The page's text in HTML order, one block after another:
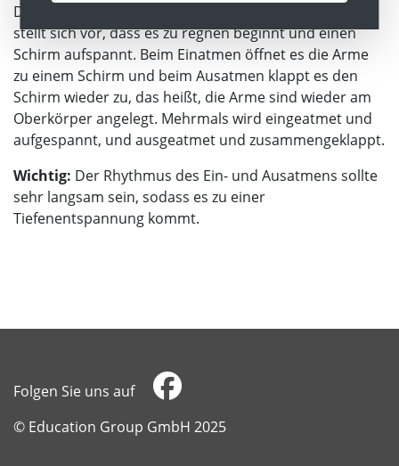
Das Kind stellt sich bequem hin und atmet ruhig. Es
stellt sich vor, dass es zu regnen beginnt und einen
Schirm aufspannt. Beim Einatmen öffnet es die Arme
zu einem Schirm und beim Ausatmen klappt es den
Schirm wieder zu, das heißt, die Arme sind wieder am
Oberkörper angelegt. Mehrmals wird eingeatmet und
aufgespannt, und ausgeatmet und zusammengeklappt.
Wichtig: Der Rhythmus des Ein- und Ausatmens sollte
sehr langsam sein, sodass es zu einer
Tiefenentspannung kommt.
Folgen Sie uns auf
​​​​​​​© Education Group GmbH 2025